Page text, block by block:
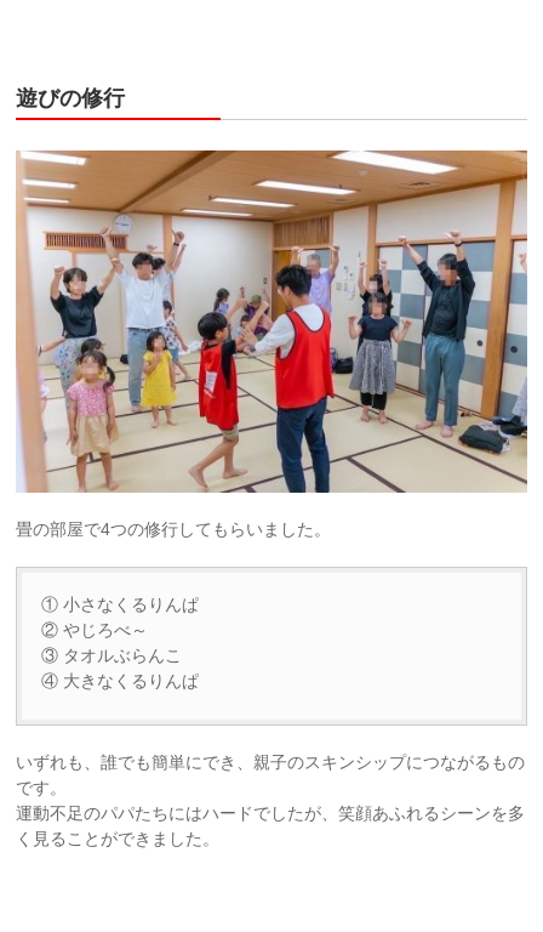
遊びの修行
畳の部屋で4つの修行してもらいました。
① 小さなくるりんぱ
② やじろべ～
③ タオルぶらんこ
④ 大きなくるりんぱ
いずれも、誰でも簡単にでき、親子のスキンシップにつながるもの
です。
運動不足のパパたちにはハードでしたが、笑顔あふれるシーンを多
く見ることができました。